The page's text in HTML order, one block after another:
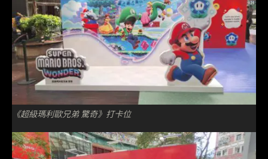
《超級瑪利歐兄弟 驚奇》打卡位